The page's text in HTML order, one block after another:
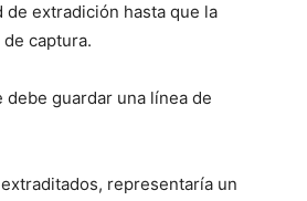
extradición hasta que la
captura.
guardar una línea de
representaría un